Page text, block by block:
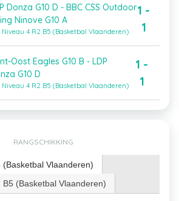
Donza G10 D - BBC CSS Outdoor
Ninove G10 A
Niveau 4 R2 B5 (Basketbal Vlaanderen)
1 -
1
Oost Eagles G10 B - LDP
G10 D
Niveau 4 R2 B5 (Basketbal Vlaanderen)
1 -
1
RANGSCHIKKING
(Basketbal Vlaanderen)
B5 (Basketbal Vlaanderen)